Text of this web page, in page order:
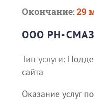
Окончание:29
ООО РН-
Тип услуги:
сайта
Оказание услуг